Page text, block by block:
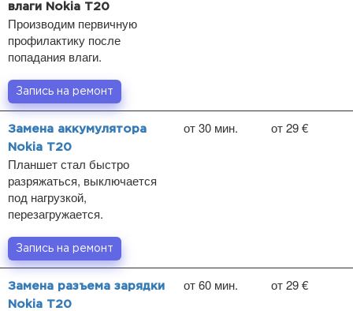
влаги Nokia T20
Производим первичную
профилактику после
попадания влаги.
Запись на ремонт
Замена аккумулятора
Nokia T20
Планшет стал быстро
разряжаться, выключается
под нагрузкой,
перезагружается.
от 30 мин. от 29 €
Запись на ремонт
Замена разъема зарядки
Nokia T20
от 60 мин. от 29 €